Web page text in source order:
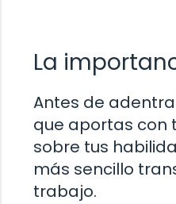
La
Antes de
que aportas con
sobre tus
más sencillo
trabajo.